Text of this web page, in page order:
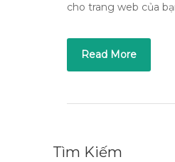
cho trang web của
Read More
Tìm Kiếm